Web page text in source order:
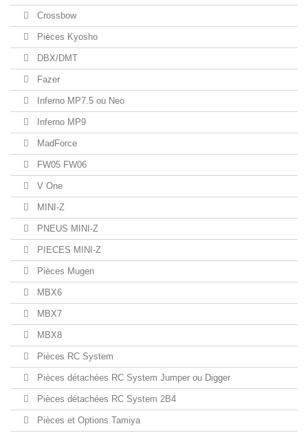
Crossbow
Pièces Kyosho
DBX/DMT
Fazer
Inferno MP7.5 ou Neo
Inferno MP9
MadForce
FW05 FW06
V One
MINI-Z
PNEUS MINI-Z
PIECES MINI-Z
Pièces Mugen
MBX6
MBX7
MBX8
Pièces RC System
Pièces détachées RC System Jumper ou Digger
Pièces détachées RC System 2B4
Pièces et Options Tamiya